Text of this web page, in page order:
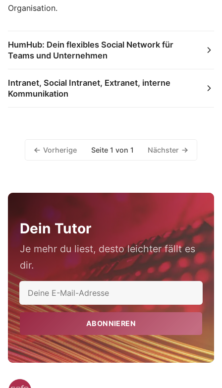
Organisation.
HumHub: Dein flexibles Social Network für
Teams und Unternehmen
Intranet, Social Intranet, Extranet, interne
Kommunikation
Vorherige Seite 1 von 1 Nächster
Dein Tutor
Je mehr du liest, desto leichter fällt es
dir.
ABONNIEREN